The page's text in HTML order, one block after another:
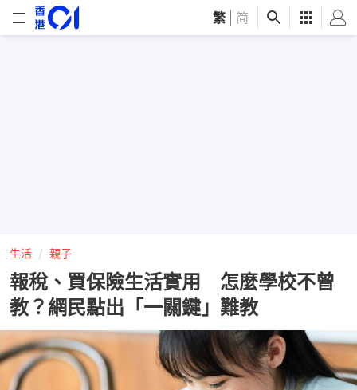
繁 简
生活 親子
報稅、買保險生活實用 怎麼學校不曾
教？網民點出「一關鍵」難教